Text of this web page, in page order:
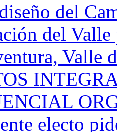
del
del
Valle
electo